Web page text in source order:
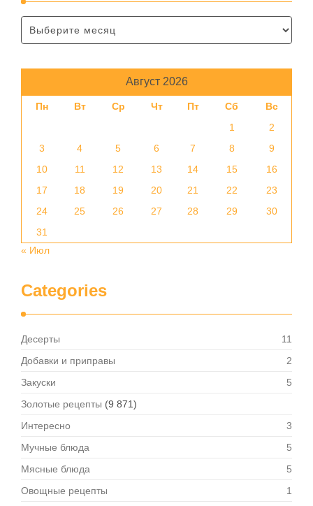
Август 2026
Пн Вт Ср Чт Пт Сб
Вс
1
2
3
4 5 6 7 8
9
10
11 12 13 14 15
16
17
18 19 20 21 22
23
24
25 26 27 28 29
30
31
« Июл
Categories
Десерты
11
Добавки и приправы
2
Закуски
5
Золотые рецепты (9 871)
Интересно
3
Мучные блюда
5
Мясные блюда
5
Овощные рецепты
1